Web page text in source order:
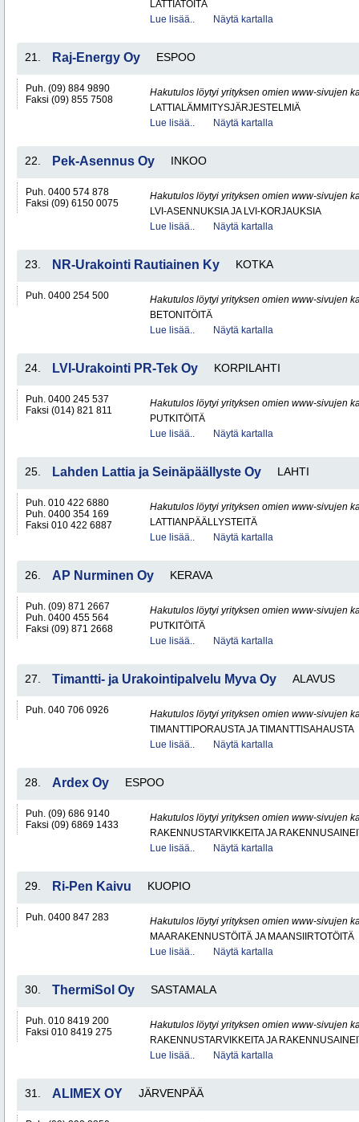
LATTIATÖITÄ
Lue lisää..
Näytä kartalla
21. Raj-Energy Oy ESPOO
Puh. (09) 884 9890
Faksi (09) 855 7508
Hakutulos löytyi yrityksen omien www-sivujen
LATTIALÄMMITYSJÄRJESTELMIÄ
Lue lisää..
Näytä kartalla
22. Pek-Asennus Oy INKOO
Puh. 0400 574 878
Faksi (09) 6150 0075
Hakutulos löytyi yrityksen omien www-sivujen
LVI-ASENNUKSIA JA LVI-KORJAUKSIA
Lue lisää..
Näytä kartalla
23. NR-Urakointi Rautiainen Ky KOTKA
Puh. 0400 254 500
Hakutulos löytyi yrityksen omien www-sivujen
BETONITÖITÄ
Lue lisää..
Näytä kartalla
24. LVI-Urakointi PR-Tek Oy KORPILAHTI
Puh. 0400 245 537
Faksi (014) 821 811
Hakutulos löytyi yrityksen omien www-sivujen
PUTKITÖITÄ
Lue lisää..
Näytä kartalla
25. Lahden Lattia ja Seinäpäällyste Oy LAHTI
Puh. 010 422 6880
Puh. 0400 354 169
Faksi 010 422 6887
Hakutulos löytyi yrityksen omien www-sivujen
LATTIANPÄÄLLYSTEITÄ
Lue lisää..
Näytä kartalla
26. AP Nurminen Oy KERAVA
Puh. (09) 871 2667
Puh. 0400 455 564
Faksi (09) 871 2668
Hakutulos löytyi yrityksen omien www-sivujen
PUTKITÖITÄ
Lue lisää..
Näytä kartalla
27. Timantti- ja Urakointipalvelu Myva Oy ALAVUS
Puh. 040 706 0926
Hakutulos löytyi yrityksen omien www-sivujen
TIMANTTIPORAUSTA JA TIMANTTISAHAUSTA
Lue lisää..
Näytä kartalla
28. Ardex Oy ESPOO
Puh. (09) 686 9140
Faksi (09) 6869 1433
Hakutulos löytyi yrityksen omien www-sivujen
RAKENNUSTARVIKKEITA JA
Lue lisää..
Näytä kartalla
29. Ri-Pen Kaivu KUOPIO
Puh. 0400 847 283
Hakutulos löytyi yrityksen omien www-sivujen
MAARAKENNUSTÖITÄ JA MAANSIIRTOTÖITÄ
Lue lisää..
Näytä kartalla
30. ThermiSol Oy SASTAMALA
Puh. 010 8419 200
Faksi 010 8419 275
Hakutulos löytyi yrityksen omien www-sivujen
RAKENNUSTARVIKKEITA JA
Lue lisää..
Näytä kartalla
31. ALIMEX OY JÄRVENPÄÄ